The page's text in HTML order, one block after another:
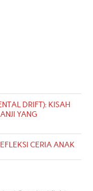
DRIFT): KISAH
YANG
CERIA ANAK